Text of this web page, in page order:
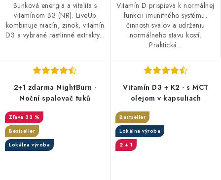
Bunková energia a vitalita s
vitamínom B3 (NR). LiveUp
kombinuje niacín, zinok, vitamín
D3 a vybrané rastlinné extrakty...
Vitamín D prispieva k normálnej
funkcii imunitného systému,
činnosti svalov a udržaniu
normálneho stavu kostí.
Praktická...
2+1 zdarma NightBurn -
Noční spalovač tuků
33 %
Bestseller
Lokálna výroba
Vitamín D3 + K2 - s MCT
olejom v kapsuliach
Bestseller
Lokálna výroba
2 + 1